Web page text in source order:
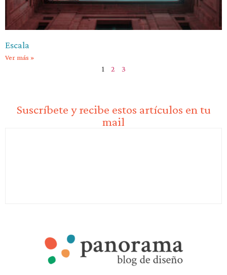
Escala
Ver más »
1 2 3
Suscríbete y recibe estos artículos en tu
mail